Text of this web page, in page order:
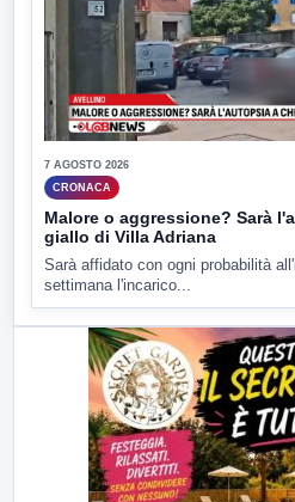
7 AGOSTO 2026
CRONACA
Malore o aggressione? Sarà
giallo di Villa Adriana
Sarà affidato con ogni probabilità
settimana l'incarico...